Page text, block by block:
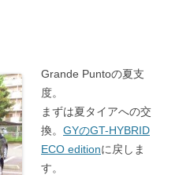
Grande Puntoの夏支
度。
まずは夏タイアへの交
換。 GYのGT-HYBRID
ECO editionに戻しま
す。